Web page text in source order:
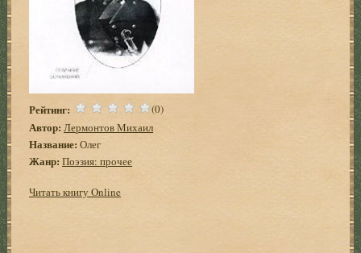
Рейтинг: (0)
Автор: Лермонтов Михаил
Название: Олег
Жанр: Поэзия: прочее
Читать книгу Online